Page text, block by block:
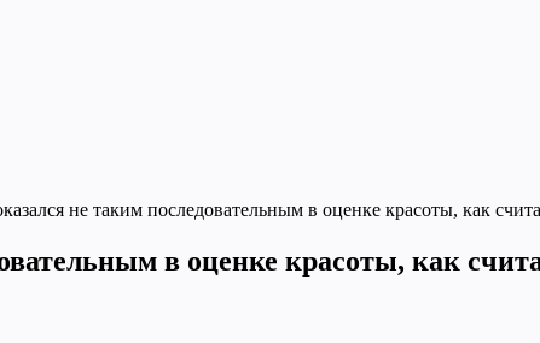
не таким последовательным в оценке красоты, как
в оценке красоты, как